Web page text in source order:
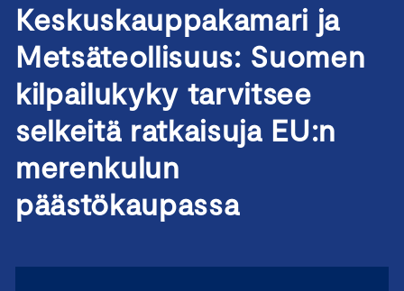
Keskuskauppakamari ja
Metsäteollisuus: Suomen
kilpailukyky tarvitsee
selkeitä ratkaisuja EU:n
merenkulun
päästökaupassa